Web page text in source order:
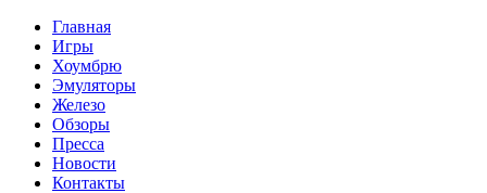
Главная
Игры
Хоумбрю
Эмуляторы
Железо
Обзоры
Пресса
Новости
Контакты